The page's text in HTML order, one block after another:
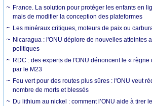
France. La solution pour protéger les enfants en
mais de modifier la conception des plateformes
Les minéraux critiques, moteurs de paix ou
Nicaragua : l'ONU déplore de nouvelles atteintes
politiques
RDC : des experts de l'ONU dénoncent le « règne
par le M23
Feu vert pour des routes plus sûres : l'ONU veut
nombre de morts et blessés
Du lithium au nickel : comment l’ONU aide à tirer